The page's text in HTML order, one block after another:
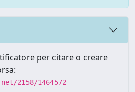
per citare o creare
2158/1464572